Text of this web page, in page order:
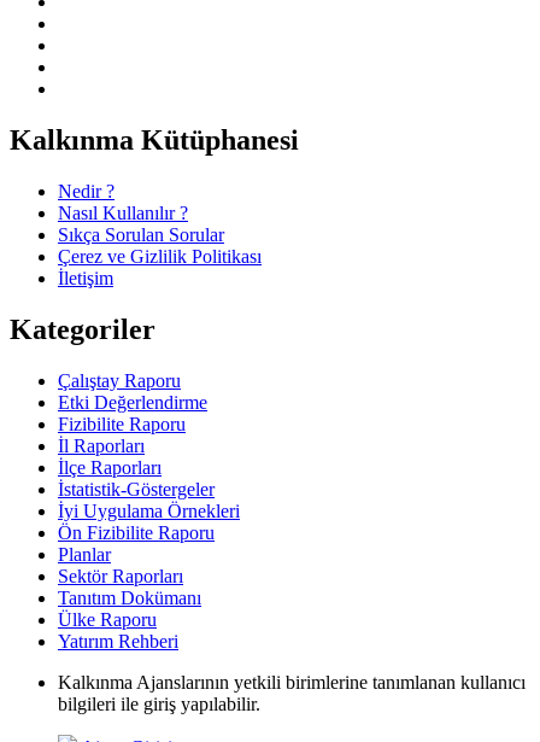
Kalkınma Kütüphanesi
Nedir ?
Nasıl Kullanılır ?
Sıkça Sorulan Sorular
Çerez ve Gizlilik Politikası
İletişim
Kategoriler
Çalıştay Raporu
Etki Değerlendirme
Fizibilite Raporu
İl Raporları
İlçe Raporları
İstatistik-Göstergeler
İyi Uygulama Örnekleri
Ön Fizibilite Raporu
Planlar
Sektör Raporları
Tanıtım Dokümanı
Ülke Raporu
Yatırım Rehberi
Kalkınma Ajanslarının yetkili birimlerine tanımlanan kullanıcı
bilgileri ile giriş yapılabilir.